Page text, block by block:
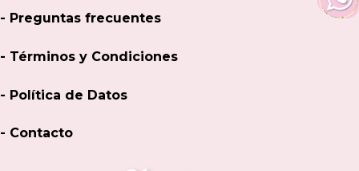
- Preguntas frecuentes
- Términos y Condiciones
- Política de Datos
- Contacto